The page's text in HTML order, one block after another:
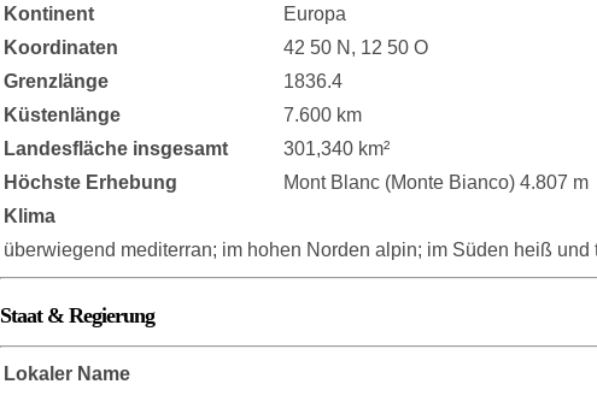
Kontinent
Europa
Koordinaten
42 50 N, 12 50 O
Grenzlänge
1836.4
Küstenlänge
7.600 km
Landesfläche insgesamt
301,340 km²
Höchste Erhebung
Mont Blanc (Monte Bianco) 4.807 m
Klima
überwiegend mediterran; im hohen Norden alpin; im Süden heiß und
Staat & Regierung
Lokaler Name